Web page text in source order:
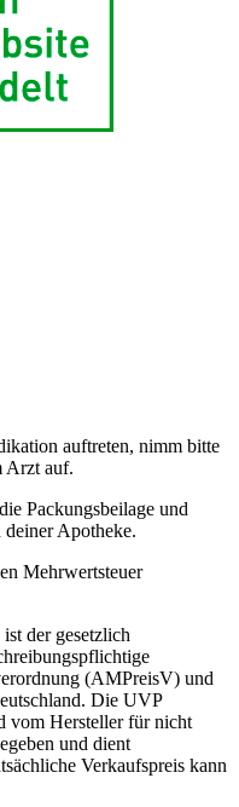
auftreten, nimm bitte
Arzt auf.
Packungsbeilage und
Apotheke.
Mehrwertsteuer
der gesetzlich
(AMPreisV) und
Die UVP
vom Hersteller für nicht
und dient
Verkaufspreis kann